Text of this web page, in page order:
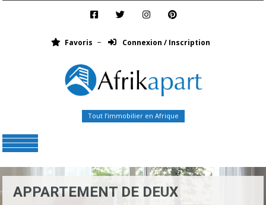
Favoris Connexion / Inscription
Tout l’immobilier en Afrique
APPARTEMENT DE DEUX